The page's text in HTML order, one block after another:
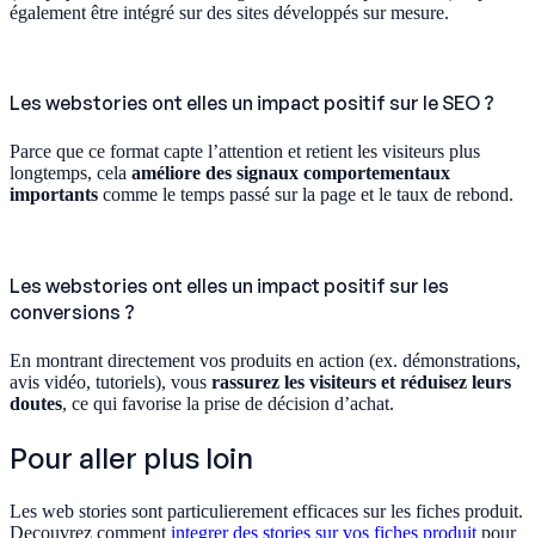
également être intégré sur des sites développés sur mesure.
Les webstories ont elles un impact positif sur le SEO ?
Parce que ce format capte l’attention et retient les visiteurs plus
longtemps, cela améliore des signaux comportementaux
importants comme le temps passé sur la page et le taux de rebond.
Les webstories ont elles un impact positif sur les
conversions ?
En montrant directement vos produits en action (ex. démonstrations,
avis vidéo, tutoriels), vous rassurez les visiteurs et réduisez leurs
doutes, ce qui favorise la prise de décision d’achat.
Pour aller plus loin
Les web stories sont particulierement efficaces sur les fiches produit.
Decouvrez comment integrer des stories sur vos fiches produit pour